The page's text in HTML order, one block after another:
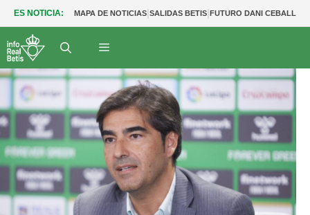
ES NOTICIA: MAPA DE NOTICIAS|SALIDAS BETIS|FUTURO DANI CEBALLOS